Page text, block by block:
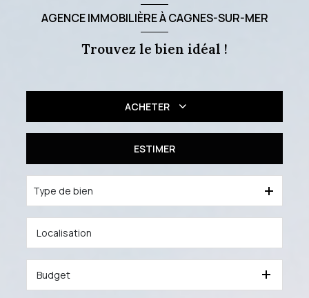
AGENCE IMMOBILIÈRE À CAGNES-SUR-MER
Trouvez le bien idéal !
ACHETER
ESTIMER
Type de bien
Budget